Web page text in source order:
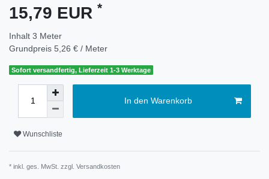
15,79 EUR *
Inhalt 3 Meter
Grundpreis 5,26 € / Meter
Sofort versandfertig, Lieferzeit 1-3 Werktage
In den Warenkorb
Wunschliste
* inkl. ges. MwSt. zzgl. Versandkosten